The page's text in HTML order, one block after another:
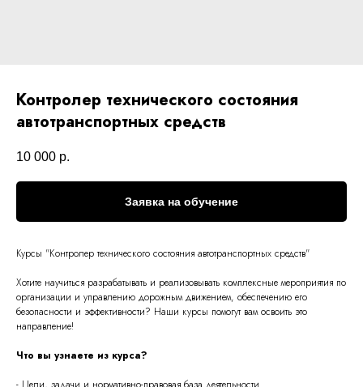
Контролер технического состояния
автотранспортных средств
10 000 р.
Заявка на обучение
Курсы "Контролер технического состояния автотранспортных средств"
Хотите научиться разрабатывать и реализовывать комплексные мероприятия по
организации и управлению дорожным движением, обеспечению его
безопасности и эффективности? Наши курсы помогут вам освоить это
направление!
Что вы узнаете из курса?